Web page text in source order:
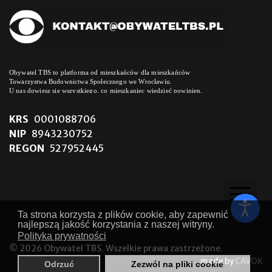
Ta strona korzysta z plików cookie, aby zapewnić
najlepszą jakość korzystania z naszej witryny.
Polityka prywatności
Odrzuć Zezwól na pliki cookie
Obywatel TBS to platforma od mieszkańców dla mieszkańców
Towarzystwa Budownictwa Społecznego we Wrocławiu.
U nas dowiesz się wszystkiego, co mieszkaniec wiedzieć powinien.
KRS 0001088706
NIP 8943230752
REGON 527952445
MEDIA O NAS
AKTUALNOŚCI
PYTANIA I ODPOWIEDZI
© 2026 Obywatel TBS. Wszelkie prawa zastrzeżone.
made byCAVOK